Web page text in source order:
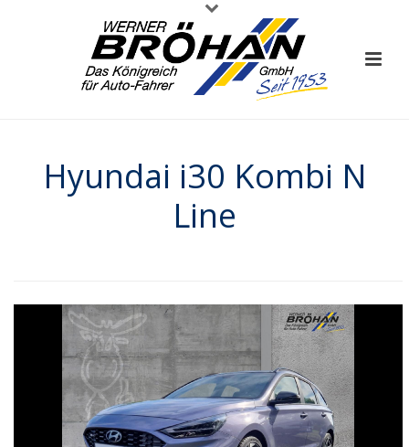
Hyundai i30 Kombi N
Line